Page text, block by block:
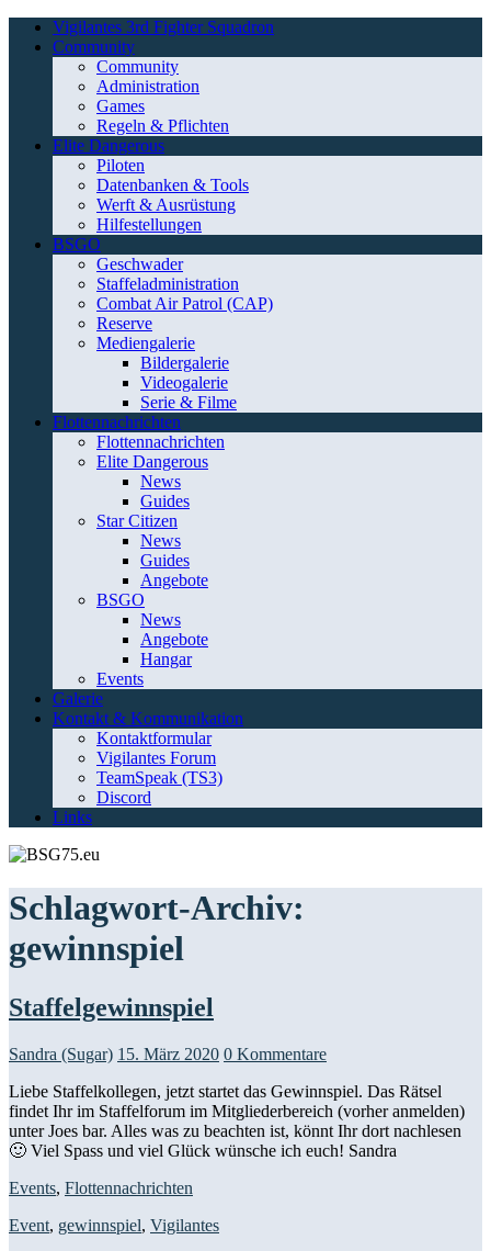
Vigilantes 3rd Fighter Squadron
Community
Community
Administration
Games
Regeln & Pflichten
Elite Dangerous
Piloten
Datenbanken & Tools
Werft & Ausrüstung
Hilfestellungen
BSGO
Geschwader
Staffeladministration
Combat Air Patrol (CAP)
Reserve
Mediengalerie
Bildergalerie
Videogalerie
Serie & Filme
Flottennachrichten
Flottennachrichten
Elite Dangerous
News
Guides
Star Citizen
News
Guides
Angebote
BSGO
News
Angebote
Hangar
Events
Galerie
Kontakt & Kommunikation
Kontaktformular
Vigilantes Forum
TeamSpeak (TS3)
Discord
Links
Schlagwort-Archiv:
gewinnspiel
Staffelgewinnspiel
Sandra (Sugar) 15. März 2020 0 Kommentare
Liebe Staffelkollegen, jetzt startet das Gewinnspiel. Das Rätsel
findet Ihr im Staffelforum im Mitgliederbereich (vorher anmelden)
unter Joes bar. Alles was zu beachten ist, könnt Ihr dort nachlesen
🙂 Viel Spass und viel Glück wünsche ich euch! Sandra
Events, Flottennachrichten
Event, gewinnspiel, Vigilantes